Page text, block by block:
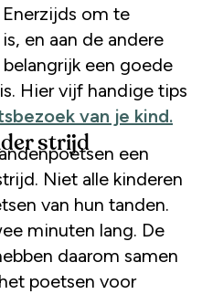
om te
en aan de andere
een goede
Hier vijf handige tips
van je kind.
strijd
een
Niet alle kinderen
van hun tanden.
minuten lang. De
daarom samen
poetsen voor